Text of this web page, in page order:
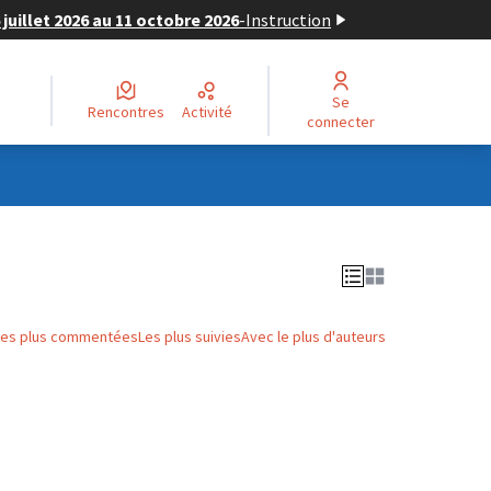
2026 au 11 octobre 2026-Instruction
Rencontres Activité
Se
connecter
plus commentéesLes plus suiviesAvec le plus d'auteurs